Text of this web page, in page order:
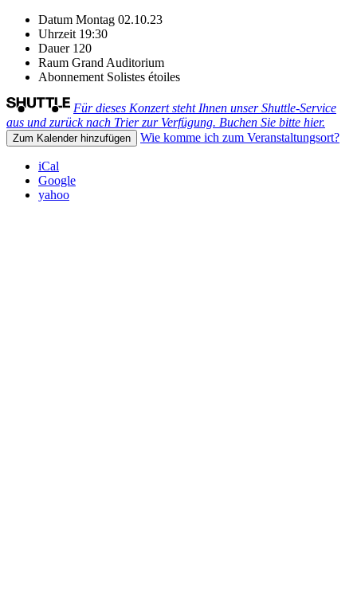
Datum Montag 02.10.23
Uhrzeit 19:30
Dauer 120
Raum Grand Auditorium
Abonnement Solistes étoiles
Für dieses Konzert steht Ihnen unser Shuttle-Service
aus und zurück nach Trier zur Verfügung. Buchen Sie bitte hier.
Zum Kalender hinzufügen Wie komme ich zum Veranstaltungsort?
iCal
Google
yahoo